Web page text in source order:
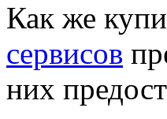
Как же
сервисов
них